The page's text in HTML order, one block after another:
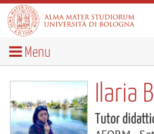
Menu
Ilaria
Tutor